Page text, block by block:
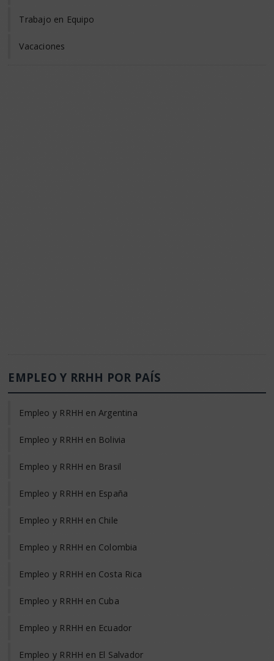
Trabajo en Equipo
Vacaciones
EMPLEO Y RRHH POR PAÍS
Empleo y RRHH en Argentina
Empleo y RRHH en Bolivia
Empleo y RRHH en Brasil
Empleo y RRHH en España
Empleo y RRHH en Chile
Empleo y RRHH en Colombia
Empleo y RRHH en Costa Rica
Empleo y RRHH en Cuba
Empleo y RRHH en Ecuador
Empleo y RRHH en El Salvador